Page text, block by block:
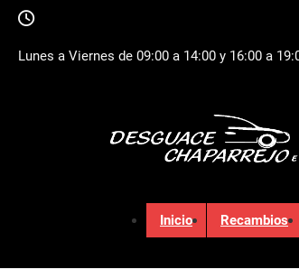
Lunes a Viernes de 09:00 a 14:00 y 16:00 a
Inicio Recambios